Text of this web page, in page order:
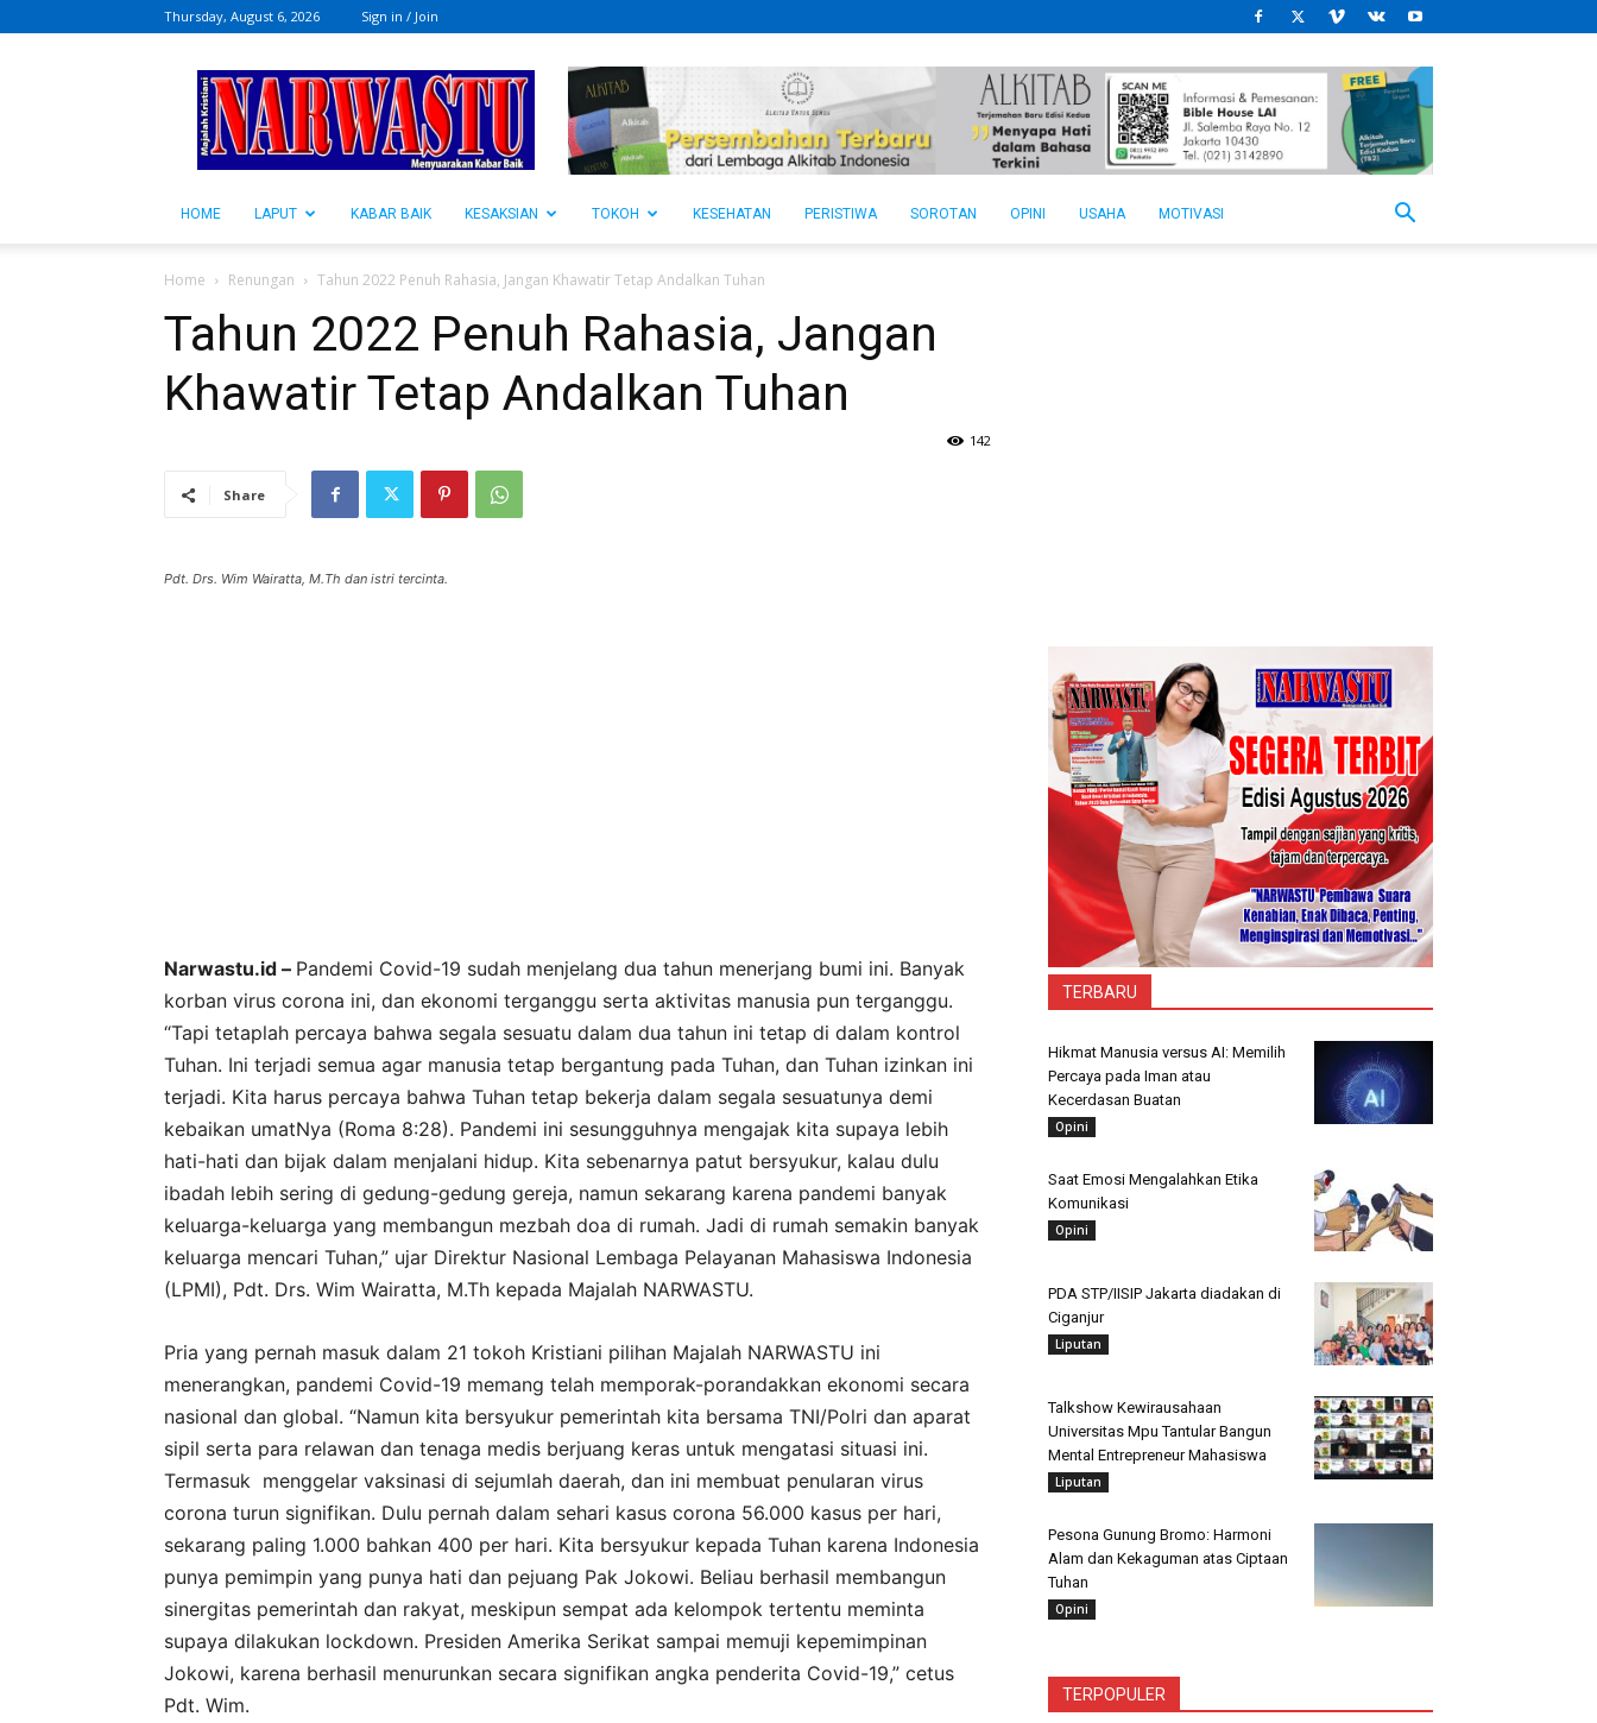
Thursday, August 6, 2026 Sign in / Join
NARWASTU.ID
HOME LAPUT KABAR BAIK KESAKSIAN TOKOH KESEHATAN PERISTIWA SOROTAN OPINI USAHA MOTIVASI
Home Renungan Tahun 2022 Penuh Rahasia, Jangan Khawatir Tetap Andalkan Tuhan
Tahun 2022 Penuh Rahasia, Jangan
Khawatir Tetap Andalkan Tuhan
142
Share
Pdt. Drs. Wim Wairatta, M.Th dan istri tercinta.
Narwastu.id – Pandemi Covid-19 sudah menjelang dua tahun menerjang bumi ini. Banyak
korban virus corona ini, dan ekonomi terganggu serta aktivitas manusia pun terganggu.
“Tapi tetaplah percaya bahwa segala sesuatu dalam dua tahun ini tetap di dalam kontrol
Tuhan. Ini terjadi semua agar manusia tetap bergantung pada Tuhan, dan Tuhan izinkan ini
terjadi. Kita harus percaya bahwa Tuhan tetap bekerja dalam segala sesuatunya demi
kebaikan umatNya (Roma 8:28). Pandemi ini sesungguhnya mengajak kita supaya lebih
hati-hati dan bijak dalam menjalani hidup. Kita sebenarnya patut bersyukur, kalau dulu
ibadah lebih sering di gedung-gedung gereja, namun sekarang karena pandemi banyak
keluarga-keluarga yang membangun mezbah doa di rumah. Jadi di rumah semakin banyak
keluarga mencari Tuhan,” ujar Direktur Nasional Lembaga Pelayanan Mahasiswa Indonesia
(LPMI), Pdt. Drs. Wim Wairatta, M.Th kepada Majalah NARWASTU.
Pria yang pernah masuk dalam 21 tokoh Kristiani pilihan Majalah NARWASTU ini
menerangkan, pandemi Covid-19 memang telah memporak-porandakkan ekonomi secara
nasional dan global. “Namun kita bersyukur pemerintah kita bersama TNI/Polri dan aparat
sipil serta para relawan dan tenaga medis berjuang keras untuk mengatasi situasi ini.
Termasuk menggelar vaksinasi di sejumlah daerah, dan ini membuat penularan virus
corona turun signifikan. Dulu pernah dalam sehari kasus corona 56.000 kasus per hari,
sekarang paling 1.000 bahkan 400 per hari. Kita bersyukur kepada Tuhan karena Indonesia
punya pemimpin yang punya hati dan pejuang Pak Jokowi. Beliau berhasil membangun
sinergitas pemerintah dan rakyat, meskipun sempat ada kelompok tertentu meminta
supaya dilakukan lockdown. Presiden Amerika Serikat sampai memuji kepemimpinan
Jokowi, karena berhasil menurunkan secara signifikan angka penderita Covid-19,” cetus
Pdt. Wim.
TERBARU
Hikmat Manusia versus AI: Memilih
Percaya pada Iman atau
Kecerdasan Buatan
Opini
Saat Emosi Mengalahkan Etika
Komunikasi
Opini
PDA STP/IISIP Jakarta diadakan di
Ciganjur
Liputan
Talkshow Kewirausahaan
Universitas Mpu Tantular Bangun
Mental Entrepreneur Mahasiswa
Liputan
Pesona Gunung Bromo: Harmoni
Alam dan Kekaguman atas Ciptaan
Tuhan
Opini
TERPOPULER